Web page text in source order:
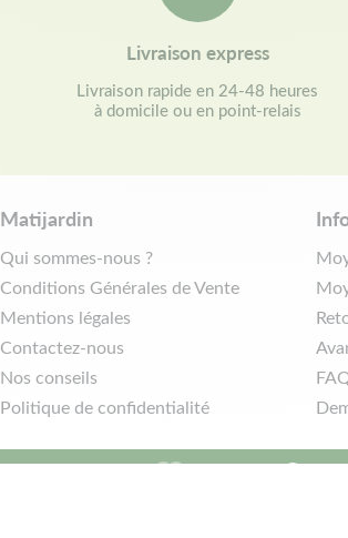
Livraison express
Livraison rapide en 24-48 heures
à domicile ou en point-relais
Matijardin
Qui sommes-nous ?
Conditions Générales de Vente
Mentions légales
Contactez-nous
Nos conseils
Politique de confidentialité
|Réalisation